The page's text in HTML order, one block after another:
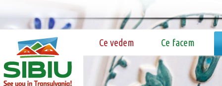
Ce vedem Ce facem